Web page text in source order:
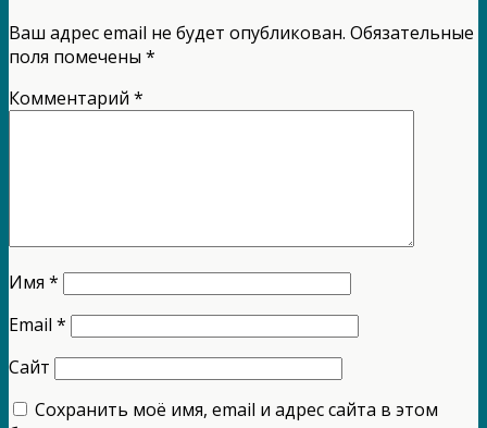
Ваш адрес email не будет опубликован. Обязательные
поля помечены *
Комментарий *
Имя *
Email *
Сайт
Сохранить моё имя, email и адрес сайта в этом